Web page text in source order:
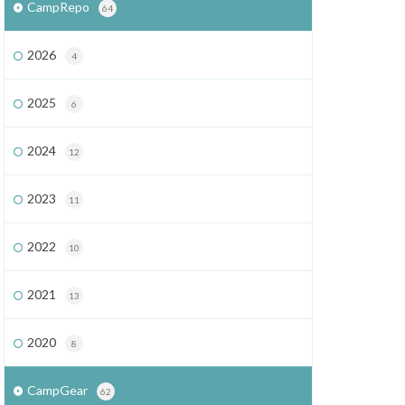
CampRepo 64
2026 4
2025 6
2024 12
2023 11
2022 10
2021 13
2020 8
CampGear 62